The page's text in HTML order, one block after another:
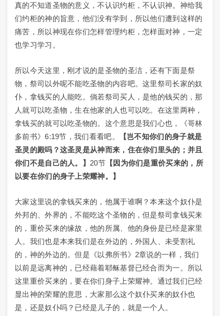
真的不知道圣物的意义，不认识约柜，不认识神。神给我
们约柜的神的旨意，他们没有学到，所以他们遭到这样的
痛苦，所以神现在你们怎样管理约柜，怎样面对神，一定
也学习学习。
所以今天这里，刚才说的是圣物的圣洁，还有下面是祭
物，祭司以外呢不能吃圣物的内容吧。这里祭司长家的奴
仆，拿钱买的人能吃。倘若祭司买人，是他的钱买的，那
人就可以吃圣物，生在他家的人也可以吃。在这里两种，
拿钱买的就可以吃圣物的。这个意思是我们心也，《哥林
多前书》6:19节，我们看看吧。
【岂不知你们的身子就是
圣灵的殿吗？这圣灵是从神而来，住在你们里头的；并且
你们不是自己的人。】 20节【因为你们是重价买来的，所
以要在你们的身子上荣耀神。】
大家这里说的拿钱买来的，他属于谁啊？本来这个奴仆是
外邦的、外界的，不能吃这个圣物的，但是祭司拿钱买来
的，重价买来的缘故，他的所属、他的身份是已经是家里
人。我们也是本来我们是在外边的，外国人、未受割礼
的，神的外边的。但是《以弗所书》2章说的一样，我们
以前是远离神的，已经藉着耶稣基督已经合而为一。所以
这里重价买来的，要在你们身子上荣耀神。通过我们已经
显出神的荣耀的意思，大家那么这个奴仆买来的奴仆也
是，还是奴仆吗？已经是儿子的，就是一个人。